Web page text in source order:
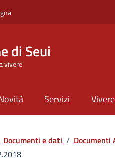
di Seui
vivere
Servizi
Documenti e dati / Documenti